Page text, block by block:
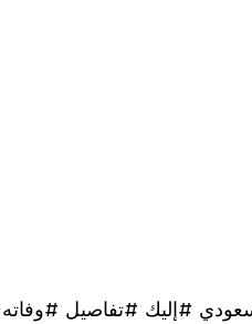
#إليك #تفاصيل #وفاته